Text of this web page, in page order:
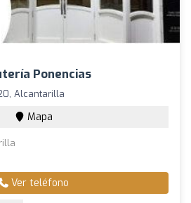
Ponencias
Alcantarilla
Mapa
Ver teléfono